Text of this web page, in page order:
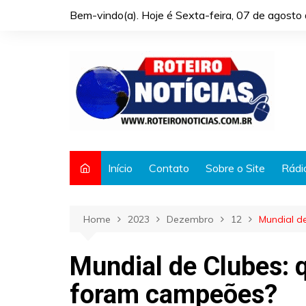
Bem-vindo(a). Hoje é Sexta-feira, 07 de
Início Contato Sobre o Site
Home 2023 Dezembro 12 Mundial
Mundial de Clubes:
foram campeões?